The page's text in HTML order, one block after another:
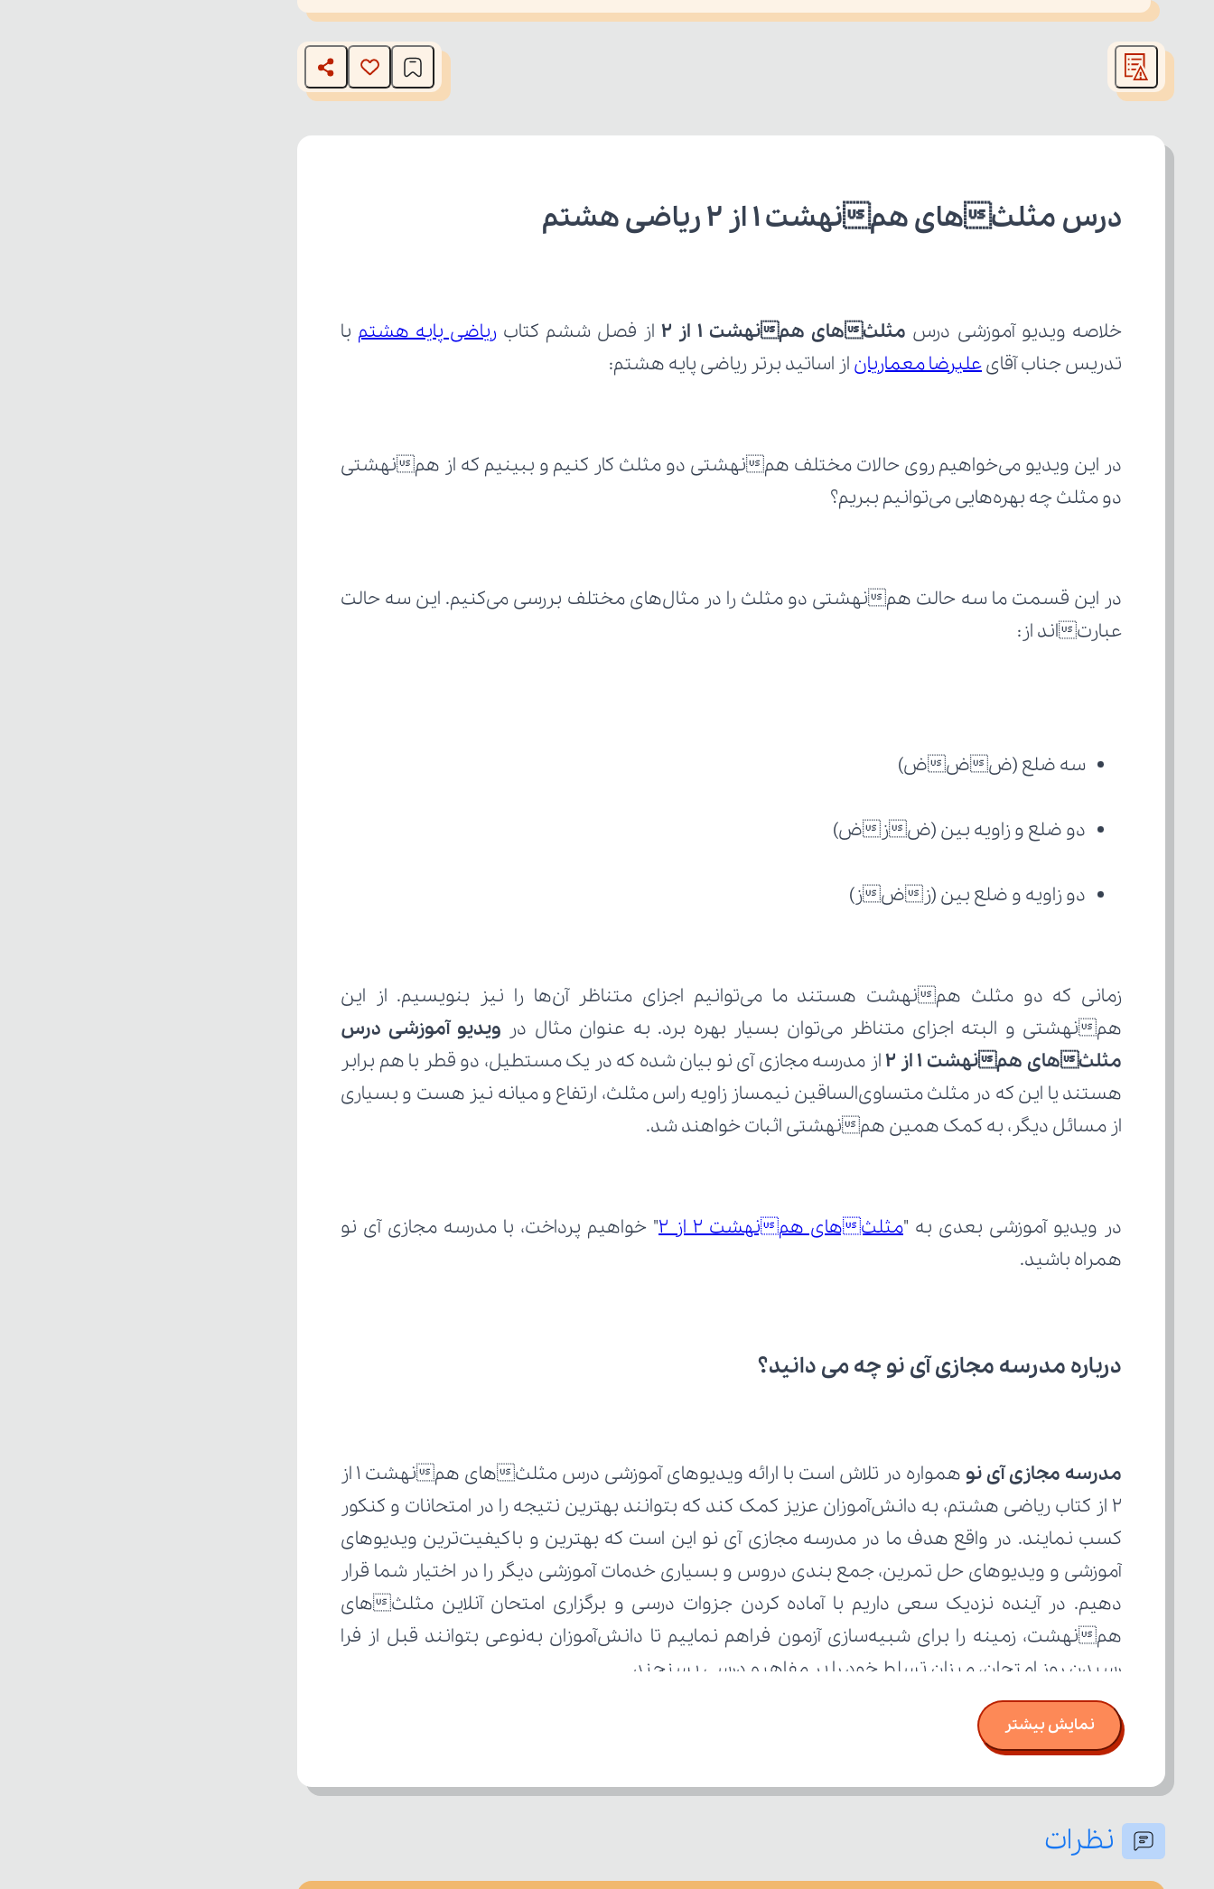
This
is
window.
درس مثلثهای همنهشت 1 از 2 ریاضی هشتم
خلاصه ویدیو آموزشی درس مثلثهای همنهشت 1 از 2 از فصل ششم کتاب ریاضی پایه هشتم
تدریس جناب آقای علیرضا معماریان از اساتید برتر ریاضی پایه هشتم:
دو مثلث چه بهره‌هایی می‌توانیم ببریم؟
عبارتاند از:
سه ضلع (ضضض)
دو ضلع و زاویه بین (ضزض)
دو زاویه و ضلع بین (زضز)
همنهشتی و البته اجزای متناظر می‌توان بسیار بهره برد. به عنوان مثال در ویدیو آموزشی درس
مثلثهای همنهشت 1 از 2
از مسائل دیگر، به کمک همین همنهشتی اثبات خواهند شد.
در ویدیو آموزشی بعدی به "مثلثهای همنهشت 2 از 2
همراه باشید.
درباره مدرسه مجازی آی نو چه می‌ دانید؟
مدرسه مجازی آی نو
رسیدن روز امتحان، میزان تسلط خود را بر مفاهیم درسی بسنجند.
نمایش بیشتر
نظرات